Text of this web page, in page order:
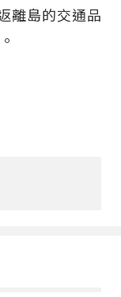
離島的交通品
。